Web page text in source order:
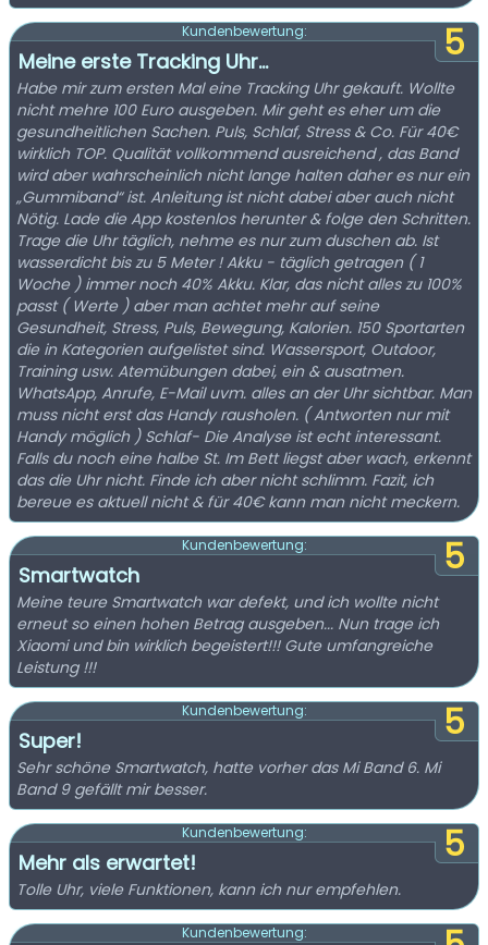
5
Kundenbewertung:
Meine erste Tracking Uhr…
Habe mir zum ersten Mal eine Tracking Uhr gekauft. Wollte
nicht mehre 100 Euro ausgeben. Mir geht es eher um die
gesundheitlichen Sachen. Puls, Schlaf, Stress & Co. Für 40€
wirklich TOP. Qualität vollkommend ausreichend , das Band
wird aber wahrscheinlich nicht lange halten daher es nur ein
„Gummiband“ ist. Anleitung ist nicht dabei aber auch nicht
Nötig. Lade die App kostenlos herunter & folge den Schritten.
Trage die Uhr täglich, nehme es nur zum duschen ab. Ist
wasserdicht bis zu 5 Meter ! Akku - täglich getragen ( 1
Woche ) immer noch 40% Akku. Klar, das nicht alles zu 100%
passt ( Werte ) aber man achtet mehr auf seine
Gesundheit, Stress, Puls, Bewegung, Kalorien. 150 Sportarten
die in Kategorien aufgelistet sind. Wassersport, Outdoor,
Training usw. Atemübungen dabei, ein & ausatmen.
WhatsApp, Anrufe, E-Mail uvm. alles an der Uhr sichtbar. Man
muss nicht erst das Handy rausholen. ( Antworten nur mit
Handy möglich ) Schlaf- Die Analyse ist echt interessant.
Falls du noch eine halbe St. Im Bett liegst aber wach, erkennt
das die Uhr nicht. Finde ich aber nicht schlimm. Fazit, ich
bereue es aktuell nicht & für 40€ kann man nicht meckern.
5
Kundenbewertung:
Smartwatch
Meine teure Smartwatch war defekt, und ich wollte nicht
erneut so einen hohen Betrag ausgeben... Nun trage ich
Xiaomi und bin wirklich begeistert!!! Gute umfangreiche
Leistung !!!
5
Kundenbewertung:
Super!
Sehr schöne Smartwatch, hatte vorher das Mi Band 6. Mi
Band 9 gefällt mir besser.
5
Kundenbewertung:
Mehr als erwartet!
Tolle Uhr, viele Funktionen, kann ich nur empfehlen.
Kundenbewertung: